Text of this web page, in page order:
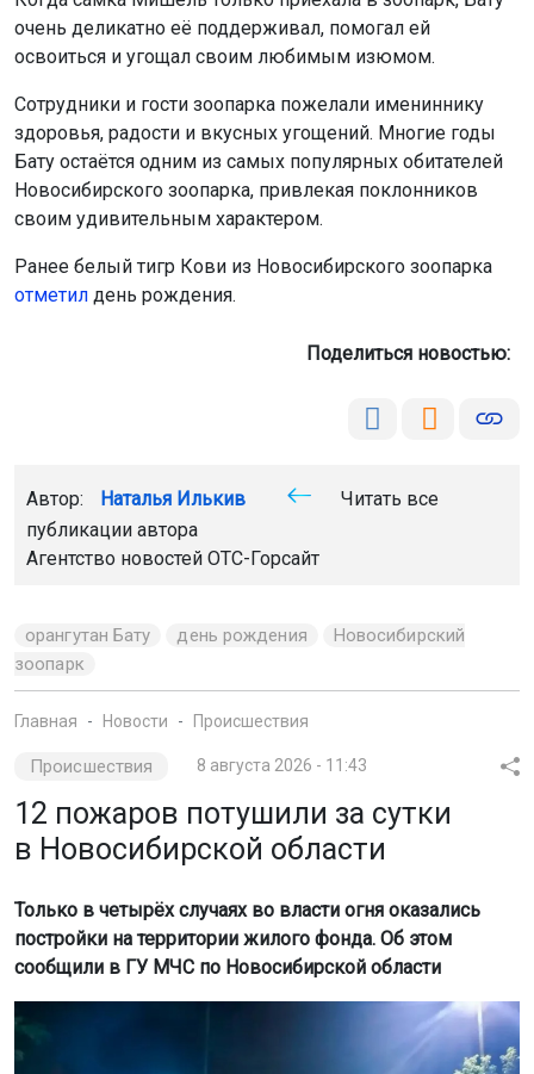
Сотрудники и гости зоопарка пожелали имениннику
здоровья, радости и вкусных угощений. Многие годы
Новосибирского зоопарка, привлекая поклонников
своим удивительным характером.
Ранее белый тигр Кови из Новосибирского зоопарка
отметилдень рождения.
Поделиться новостью:
Читать все
Агентство новостей
ОТС-Горсайт
орангутан Бату день рождения
Главная Новости Происшествия
Происшествия 8 августа 2026 - 11:43
12 пожаров потушили за сутки
в Новосибирской области
Только в четырёх случаях во власти огня оказались
постройки на территории жилого фонда. Об этом
сообщили в ГУ МЧС по Новосибирской области